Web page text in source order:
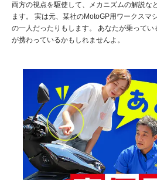
両方の視点を駆使して、メカニズムの解説な
ます。 実は元、某社のMotoGP用ワークスマ
の一人だったりもします。 あなたが乗って
が携わっているかもしれませんよ。